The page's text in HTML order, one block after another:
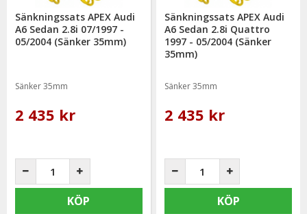
Sänkningssats APEX Audi
A6 Sedan 2.8i 07/1997 -
05/2004 (Sänker 35mm)
Sänker 35mm
2 435 kr
KÖP
Sänkningssats APEX Audi
A6 Sedan 2.8i Quattro
1997 - 05/2004 (Sänker
35mm)
Sänker 35mm
2 435 kr
KÖP